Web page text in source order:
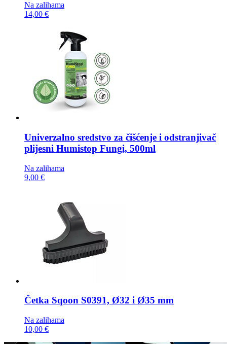
Na zalihama
14,00 €
Univerzalno sredstvo za čišćenje i odstranjivač
plijesni Humistop Fungi, 500ml
Na zalihama
9,00 €
Četka Sqoon S0391, Ø32 i Ø35 mm
Na zalihama
10,00 €